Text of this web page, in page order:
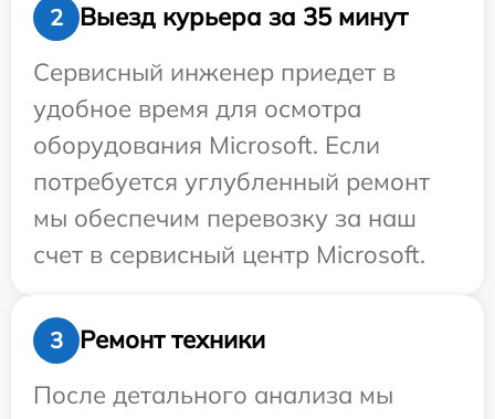
2
Выезд курьера за 35 минут
Сервисный инженер приедет в
удобное время для осмотра
оборудования Microsoft. Если
потребуется углубленный ремонт
мы обеспечим перевозку за наш
счет в сервисный центр Microsoft.
3
Ремонт техники
После детального анализа мы